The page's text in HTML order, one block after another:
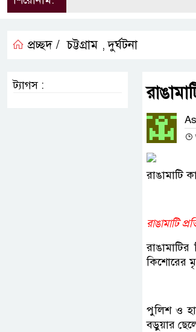
প্রচ্ছদ / চট্টগ্রাম ,দুর্ঘটনা
রাঙামাটি
রাঙামাটি
কিশোরের
পুলিশ ও
বড়ুয়ার
ট্যাগস :